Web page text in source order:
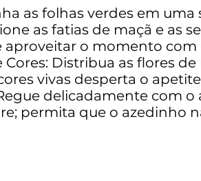
as folhas verdes em
as fatias de maçã e as
aproveitar o momento com
Cores: Distribua as flores
vivas desperta o
delicadamente com
permita que o azedinho